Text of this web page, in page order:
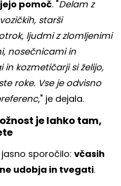
pomoč. "Delam z
starši
ljudmi z zlomljenimi
nosečnicami in
in kozmetičarji si želijo,
roke. Vse je odvisno
," je dejala.
je lahko tam,
sporočilo: včasih
udobja in tvegati.